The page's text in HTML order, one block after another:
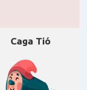
d'Escòcia
al Regne Unit i
a Edinburgh
Caga Tió